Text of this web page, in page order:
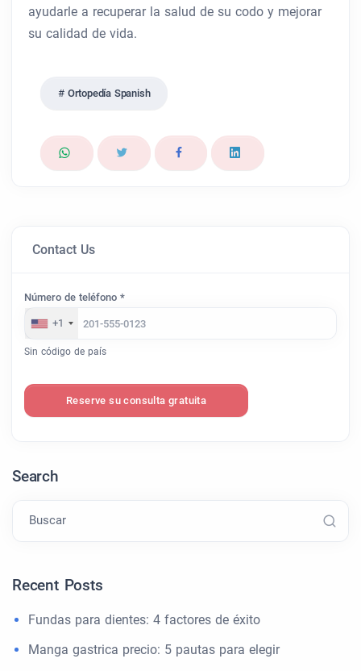
ayudarle a recuperar la salud de su codo y mejorar
su calidad de vida.
Ortopedía Spanish
Contact Us
Número de teléfono *
+1
Sin código de país
Reserve su consulta gratuita
Search
Buscar
Recent Posts
Fundas para dientes: 4 factores de éxito
Manga gastrica precio: 5 pautas para elegir